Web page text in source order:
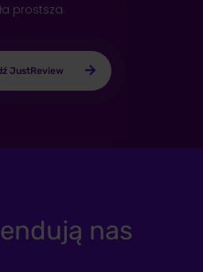
prostsza.
JustReview
nas